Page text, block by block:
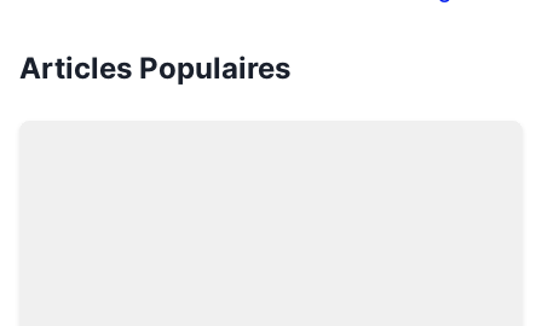
Articles Populaires